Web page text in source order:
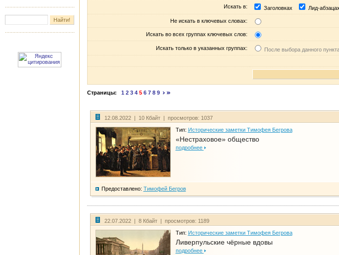
Искать в: Заголовках Лид-
Не искать в ключевых словах:
Искать во всех группах ключевых слов:
Искать только в указанных группах: После выбора данного
Страницы: 1 2 3 4 5 6 7 8 9
12.08.2022 | 10 Кбайт | просмотров: 1037
Тип: Исторические заметки Тимофея Бегрова
«Нестраховое» общество
подробнее
Предоставлено: Тимофей Бегров
22.07.2022 | 8 Кбайт | просмотров: 1189
Тип: Исторические заметки Тимофея Бегрова
Ливерпульские чёрные вдовы
подробнее